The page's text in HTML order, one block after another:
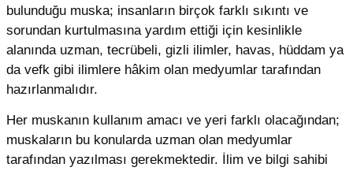
bulunduğu muska; insanların birçok farklı sıkıntı ve
sorundan kurtulmasına yardım ettiği için kesinlikle
alanında uzman, tecrübeli, gizli ilimler, havas, hüddam ya
da vefk gibi ilimlere hâkim olan medyumlar tarafından
hazırlanmalıdır.
Her muskanın kullanım amacı ve yeri farklı olacağından;
muskaların bu konularda uzman olan medyumlar
tarafından yazılması gerekmektedir. İlim ve bilgi sahibi